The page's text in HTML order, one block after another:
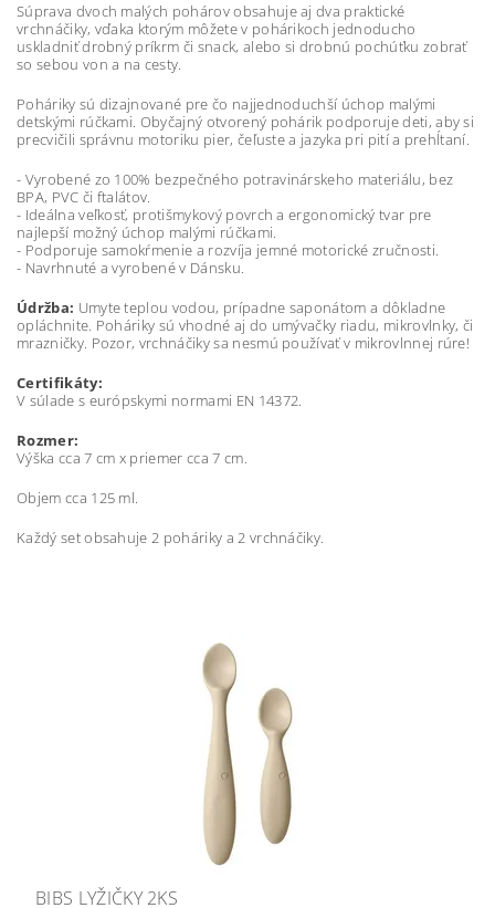
Súprava dvoch malých pohárov obsahuje aj dva praktické
vrchnáčiky, vďaka ktorým môžete v pohárikoch jednoducho
uskladniť drobný príkrm či snack, alebo si drobnú pochúťku zobrať
so sebou von a na cesty.
Poháriky sú dizajnované pre čo najjednoduchší úchop malými
detskými rúčkami. Obyčajný otvorený pohárik podporuje deti, aby si
precvičili správnu motoriku pier, čeľuste a jazyka pri pití a prehĺtaní.
- Vyrobené zo 100% bezpečného potravinárskeho materiálu, bez
BPA, PVC či ftalátov.
- Ideálna veľkosť, protišmykový povrch a ergonomický tvar pre
najlepší možný úchop malými rúčkami.
- Podporuje samokŕmenie a rozvíja jemné motorické zručnosti.
- Navrhnuté a vyrobené v Dánsku.
Údržba: Umyte teplou vodou, prípadne saponátom a dôkladne
opláchnite. Poháriky sú vhodné aj do umývačky riadu, mikrovlnky, či
mrazničky. Pozor, vrchnáčiky sa nesmú používať v mikrovlnnej rúre!
Certifikáty:
V súlade s európskymi normami EN 14372.
Rozmer:
Výška cca 7 cm x priemer cca 7 cm.
Objem cca 125 ml.
Každý set obsahuje 2 poháriky a 2 vrchnáčiky.
BIBS LYŽIČKY 2KS